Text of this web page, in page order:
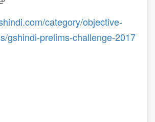
category/objective-
gshindi-prelims-challenge-2017